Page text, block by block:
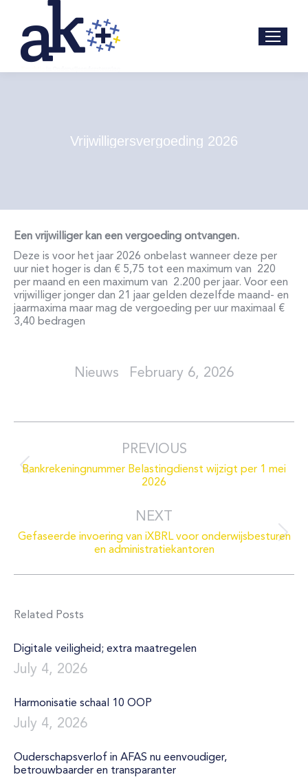
Vrijwilligersvergoeding 2026
Een vrijwilliger kan een vergoeding ontvangen.
Deze is voor het jaar 2026 onbelast wanneer deze per
uur niet hoger is dan € 5,75 tot een maximum van
220
per maand en een maximum van
2.200 per jaar. Voor een
vrijwilliger jonger dan 21 jaar gelden dezelfde maand- en
jaarmaxima maar mag de vergoeding per uur maximaal €
3,40 bedragen
February 6, 2026
PREVIOUS
Previous
post:
Bankrekeningnummer Belastingdienst wijzigt per 1 mei
2026
NEXT
Next
post:
Gefaseerde invoering van iXBRL voor onderwijsbesturen
en administratiekantoren
Related Posts
Digitale veiligheid; extra maatregelen
July 4, 2026
Harmonisatie schaal 10 OOP
July 4, 2026
Ouderschapsverlof in AFAS nu eenvoudiger,
betrouwbaarder en transparanter